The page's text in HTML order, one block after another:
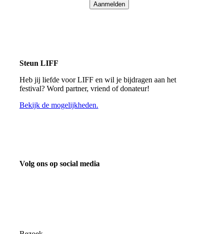
Aanmelden
Steun LIFF
Heb jij liefde voor LIFF en wil je bijdragen aan het
festival? Word partner, vriend of donateur!
Bekijk de mogelijkheden.
Volg ons op social media